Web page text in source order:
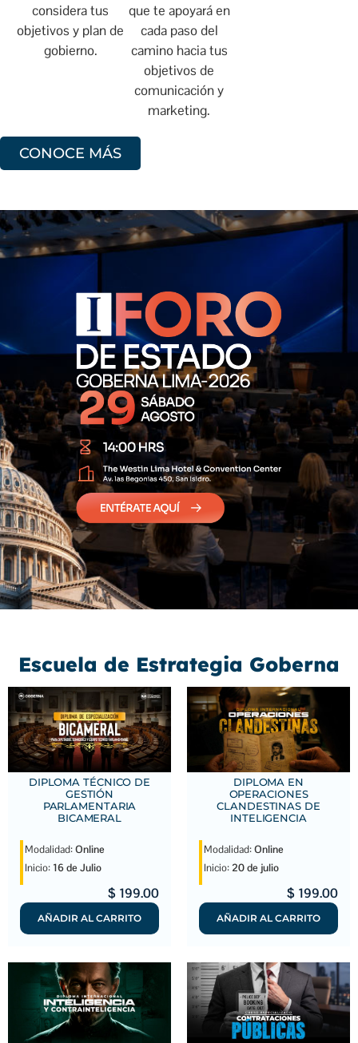
considera tus
objetivos y plan de
gobierno.
que te apoyará en
cada paso del
camino hacia tus
objetivos de
comunicación y
marketing.
CONOCE MÁS
Escuela de Estrategia Goberna
DIPLOMA TÉCNICO DE
GESTIÓN
PARLAMENTARIA
BICAMERAL
Modalidad:Online
Inicio: 16 de Julio
$ 199.00
AÑADIR AL CARRITO
DIPLOMA EN
OPERACIONES
CLANDESTINAS DE
INTELIGENCIA
Modalidad:Online
Inicio: 20 de julio
$ 199.00
AÑADIR AL CARRITO